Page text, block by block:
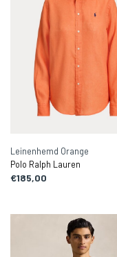
Leinenhemd Orange
Polo Ralph Lauren
€185,00